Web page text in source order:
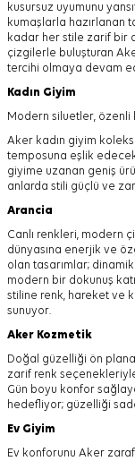
kusursuz uyumunu
kumaşlarla hazırlanan
kadar her stile zarif bir
çizgilerle buluşturan
tercihi olmaya devam
Kadın Giyim
Modern siluetler, özenli
Aker kadın giyim
temposuna eşlik
giyime uzanan geniş
anlarda stili güçlü ve
Arancia
Canlı renkleri, modern
dünyasına enerjik ve
olan tasarımlar;
modern bir dokunuş
stiline renk, hareket ve
sunuyor.
Aker Kozmetik
Doğal güzelliği ön
zarif renk
Gün boyu konfor
hedefliyor; güzelliği
Ev Giyim
Ev konforunu Aker